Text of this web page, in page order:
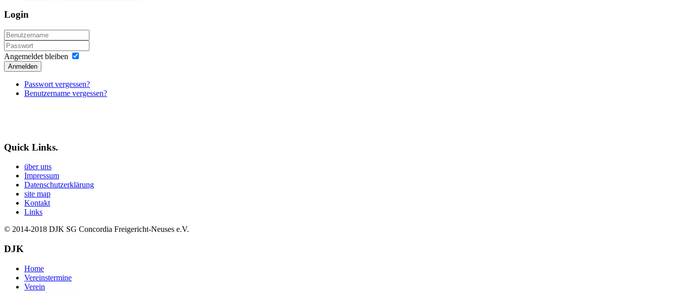
Login
Angemeldet bleiben
Anmelden
Passwort vergessen?
Benutzername vergessen?
Quick Links.
über uns
Impressum
Datenschutzerklärung
site map
Kontakt
Links
© 2014-2018 DJK SG Concordia Freigericht-Neuses e.V.
DJK
Home
Vereinstermine
Verein